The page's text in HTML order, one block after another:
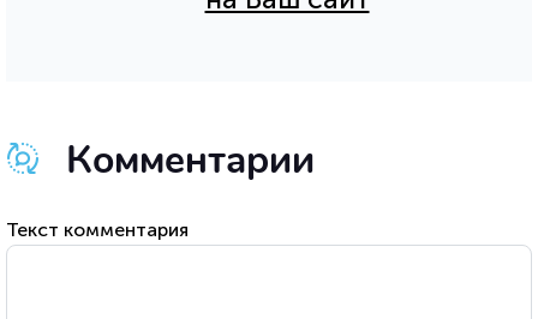
Комментарии
Текст комментария